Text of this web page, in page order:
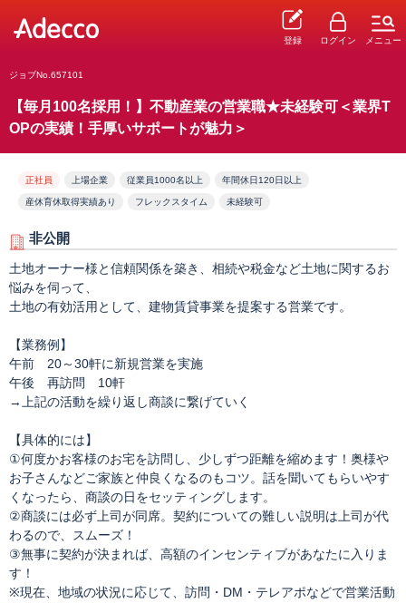
登録 ログイン メニュー
ジョブNo.657101
【毎月100名採用！】不動産業の営業職★未経験可＜業界T
OPの実績！手厚いサポートが魅力＞
正社員 上場企業 従業員1000名以上 年間休日120日以上
産休育休取得実績あり フレックスタイム 未経験可
非公開
土地オーナー様と信頼関係を築き、相続や税金など土地に関するお
悩みを伺って、
土地の有効活用として、建物賃貸事業を提案する営業です。
【業務例】
午前 20～30軒に新規営業を実施
午後 再訪問 10軒
→上記の活動を繰り返し商談に繋げていく
【具体的には】
①何度かお客様のお宅を訪問し、少しずつ距離を縮めます！奥様や
お子さんなどご家族と仲良くなるのもコツ。話を聞いてもらいやす
くなったら、商談の日をセッティングします。
②商談には必ず上司が同席。契約についての難しい説明は上司が代
わるので、スムーズ！
③無事に契約が決まれば、高額のインセンティブがあなたに入りま
す！
※現在、地域の状況に応じて、訪問・DM・テレアポなどで営業活動